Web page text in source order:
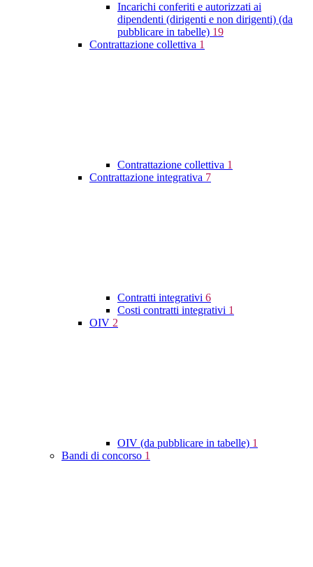
Incarichi conferiti e autorizzati ai
dipendenti (dirigenti e non dirigenti) (da
pubblicare in tabelle) 19
Contrattazione collettiva 1
Contrattazione collettiva 1
Contrattazione integrativa 7
Contratti integrativi 6
Costi contratti integrativi 1
OIV 2
OIV (da pubblicare in tabelle) 1
Bandi di concorso 1